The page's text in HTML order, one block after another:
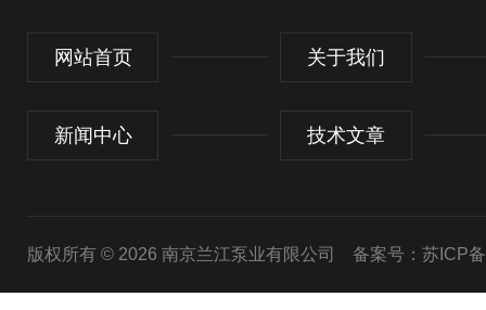
网站首页 关于我们
新闻中心 技术文章
版权所有 © 2026 南京兰江泵业有限公司 备案号：苏ICP